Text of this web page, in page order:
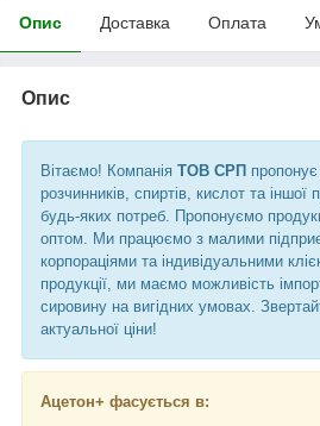
Опис Доставка Оплата
Опис
Вітаємо! Компанія ТОВ СРП
розчинників, спиртів, кислот та іншої
будь-яких потреб. Пропонуємо
оптом. Ми працюємо з малими
корпораціями та індивідуальними
продукції, ми маємо можливість
сировину на вигідних умовах.
актуальної ціни!
Ацетон+ фасується в: